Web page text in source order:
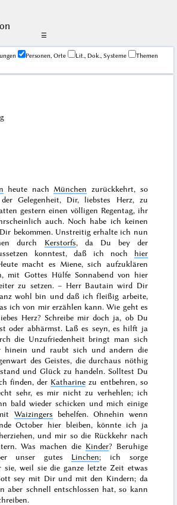
☰
Personen, Orte Lit., Dok., Systeme
Themen
heute nach München zurückkehrt, so
Gelegenheit, Dir, liebstes Herz, zu
gestern einen völligen Regentag, ihr
auch. Noch habe ich keinen
bekommen. Unstreitig erhalte ich nun
durch Kerstorfs, da Du bey der
konntest, daß ich noch hier
macht es Miene, sich aufzuklären
mit Gottes Hülfe Sonnabendvon hier
zu setzen. – Herr Bautain wird Dir
wohl bin und daß ich fleißig arbeite,
ich von mir erzählen kann. Wie geht es
Herz? Schreibe mir doch ja, ob Du
oder abhärmst. Laß es seyn, es hilft ja
die Unzufriedenheit bringt man sich
hinein und raubt sich und andern die
des Geistes, die durchaus nöthig
und Glück zu handeln. Solltest Du
finden, der Katharine zu entbehren, so
sehr, es mir nicht zu verhehlen; ich
bald wieder schicken und mich einige
Waizingers behelfen. Ohnehin wenn
October hier bleiben, könnte ich ja
und mir so die Rückkehr nach
Was machen die Kinder? Beruhige
unser gutes Linchen; ich sorge
sie, weil sie die ganze letzte Zeit etwas
sey mit Dir und mit den Kindern; da
aber schnell entschlossen hat, so kann